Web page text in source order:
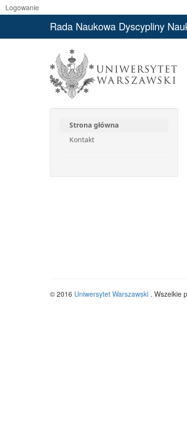
Logowanie
Rada Naukowa Dyscypliny
Strona główna
Kontakt
© 2016 Uniwersytet Warszawski . Wszelkie